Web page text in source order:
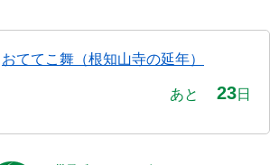
おててこ舞（根知山寺の延年）
あと 23日